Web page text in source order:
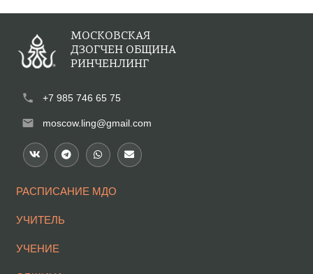
МОСКОВСКАЯ
ДЗОГЧЕН ОБЩИНА
РИНЧЕНЛИНГ
phone +7 985 746 65 75
mail moscow.ling@gmail.com
РАСПИСАНИЕ МДО
УЧИТЕЛЬ
УЧЕНИЕ